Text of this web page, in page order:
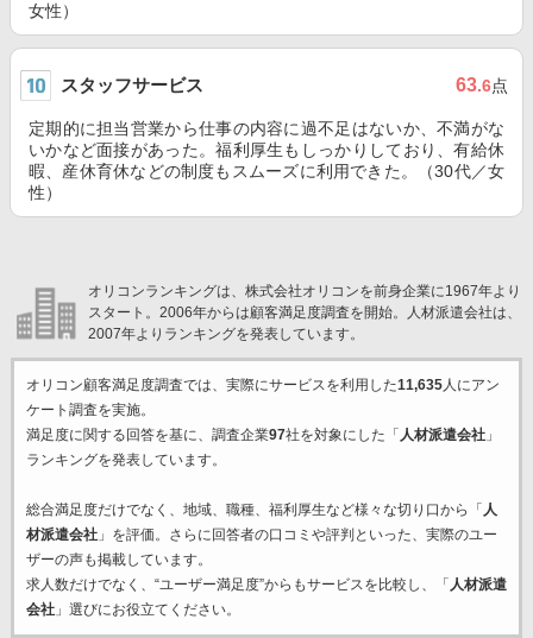
女性）
スタッフサービス 63.6点
定期的に担当営業から仕事の内容に過不足はないか、不満がな
いかなど面接があった。福利厚生もしっかりしており、有給休
暇、産休育休などの制度もスムーズに利用できた。（30代／女
性）
オリコンランキングは、株式会社オリコンを前身企業に1967年より
スタート。2006年からは顧客満足度調査を開始。人材派遣会社は、
2007年よりランキングを発表しています。
オリコン顧客満足度調査では、実際にサービスを利用した11,635人にアン
ケート調査を実施。
満足度に関する回答を基に、調査企業97社を対象にした「 人材派遣会社」
ランキングを発表しています。
総合満足度だけでなく、地域、職種、福利厚生など様々な切り口から「 人
材派遣会社」を評価。さらに回答者の口コミや評判といった、実際のユー
ザーの声も掲載しています。
求人数だけでなく、“ユーザー満足度”からもサービスを比較し、「 人材派遣
会社」選びにお役立てください。